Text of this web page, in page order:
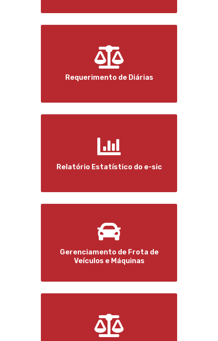
Requerimento de Diárias
Relatório Estatístico do e-sic
Gerenciamento de Frota de
Veículos e Máquinas